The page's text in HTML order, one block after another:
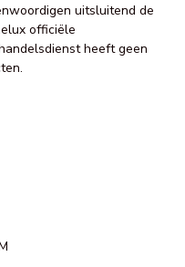
uitsluitend de
officiële
heeft geen